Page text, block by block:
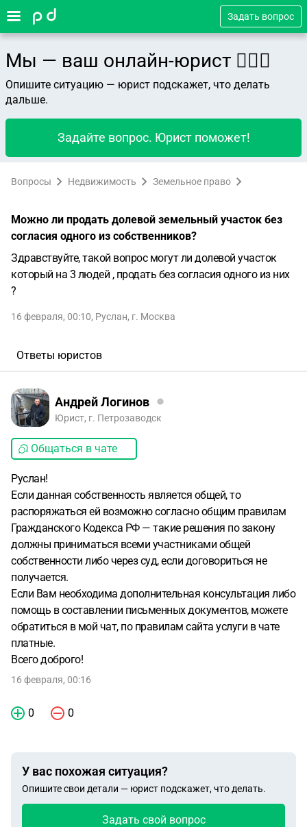
Задать вопрос
Мы — ваш онлайн-юрист 👨🏻‍⚖️
Опишите ситуацию — юрист подскажет, что делать
дальше.
Задайте вопрос. Юрист поможет!
Вопросы Недвижимость Земельное право
Можно ли продать долевой земельный участок без
согласия одного из собственников?
Здравствуйте, такой вопрос могут ли долевой участок
который на 3 людей , продать без согласия одного из них
?
16 февраля, 00:10, Руслан, г. Москва
Ответы юристов
Андрей Логинов
Юрист, г. Петрозаводск
Общаться в чате
Руслан!
Если данная собственность является общей, то
распоряжаться ей возможно согласно общим правилам
Гражданского Кодекса РФ — такие решения по закону
должны приниматься всеми участниками общей
собственности либо через суд, если договориться не
получается.
Если Вам необходима дополнительная консультация либо
помощь в составлении письменных документов, можете
обратиться в мой чат, по правилам сайта услуги в чате
платные.
Всего доброго!
16 февраля, 00:16
0 0
У вас похожая ситуация?
Опишите свои детали — юрист подскажет, что делать.
Задать свой вопрос